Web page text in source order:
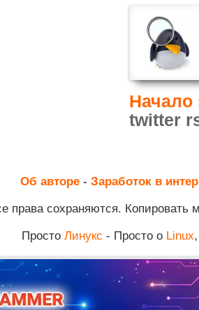
Начало
twitter
Об авторе- Заработок в
права сохраняются. Копировать
Просто Линукс - Просто о Linux